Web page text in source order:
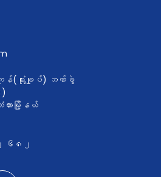
းမှာ Green & Blue VCM
Green Economy ဖော်ဆောင်ရာမှာ
ပြည်တဲ့ စီးပွားရေးခြေလှမ်းတွေ
ကြွစွာ ပါဝင်ဆွေးနွေးခဲ့ကြတဲ့ သင်တန်း
ပေးလိုက်ပါတယ်။ 𝐂𝐫𝐞𝐚𝐭𝐞 𝐘𝐨𝐮𝐫
(ရုံးချုပ်) ဘဏ်ခွဲ
တားမြို့နယ်
၆၈၂